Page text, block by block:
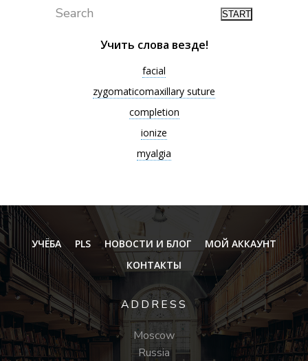
Search
Учить слова везде!
facial
zygomaticomaxillary suture
completion
ionize
myalgia
УЧЁБА PLS НОВОСТИ И БЛОГ
МОЙ АККАУНТ
КОНТАКТЫ
ADDRESS
Moscow
Russia